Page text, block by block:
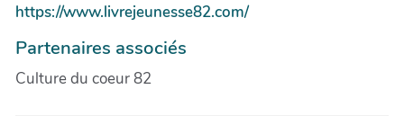
https://www.livrejeunesse82.com/
Partenaires associés
Culture du coeur 82